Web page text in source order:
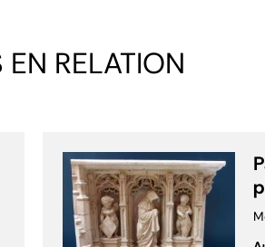
RELATION